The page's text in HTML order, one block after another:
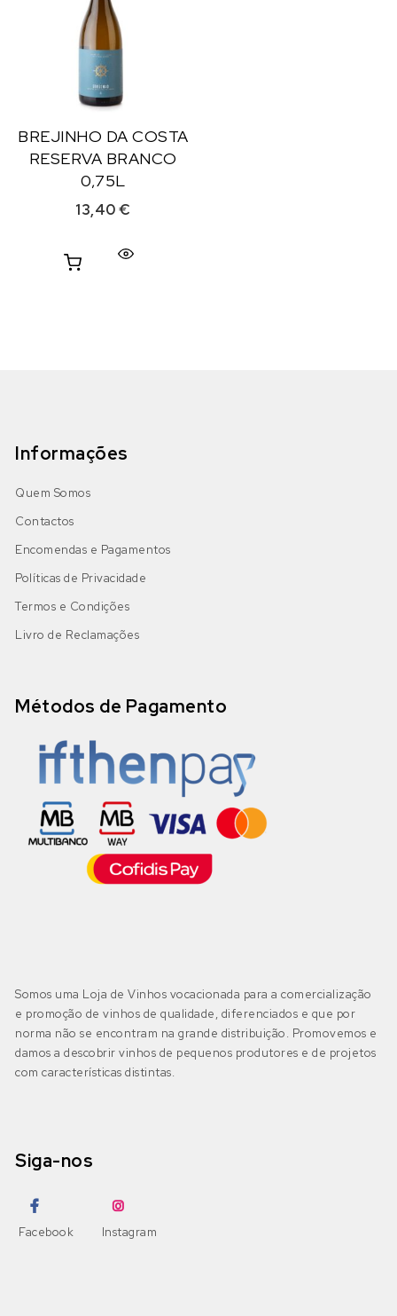
BREJINHO DA COSTA
RESERVA BRANCO
0,75L
13,40€
Informações
Quem Somos
Contactos
Encomendas e Pagamentos
Políticas de Privacidade
Termos e Condições
Livro de Reclamações
Métodos de Pagamento
Somos uma Loja de Vinhos vocacionada para a comercialização
e promoção de vinhos de qualidade, diferenciados e que por
norma não se encontram na grande distribuição. Promovemos e
damos a descobrir vinhos de pequenos produtores e de projetos
com características distintas.
Siga-nos
Facebook Instagram